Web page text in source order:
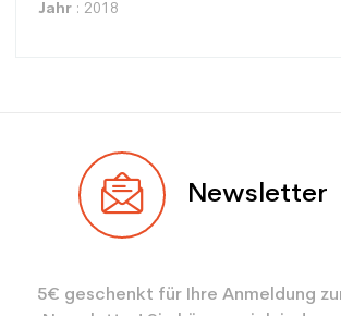
Jahr : 2018
Benutzer Gemischt
Farbe Rot
Newsletter
5€ geschenkt für Ihre Anmeldung